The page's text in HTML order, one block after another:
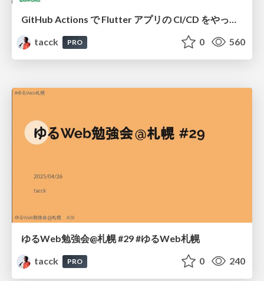
GitHub Actions で Flutter アプリの CI/CD をやってます #ゆるWeb札幌
tacck
PRO 0 560
ゆるWeb勉強会@札幌 #29 #ゆるWeb札幌
tacck
PRO 0 240